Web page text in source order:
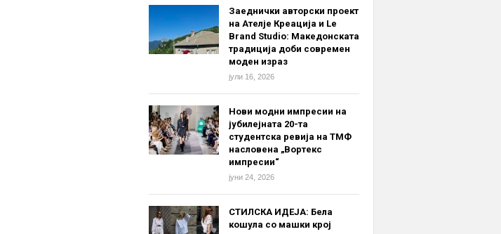
Заеднички авторски проект
на Ателје Креација и Le
Brand Studio: Македонската
традиција доби современ
моден израз
јули 16, 2026
Нови модни импресии на
јубилејната 20-та
студентска ревија на ТМФ
насловена „Вортекс
импресии“
јуни 24, 2026
СТИЛСКА ИДЕЈА: Бела
кошула со машки крој